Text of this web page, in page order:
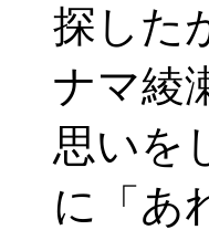
探した
ナマ綾
思いを
に「あ